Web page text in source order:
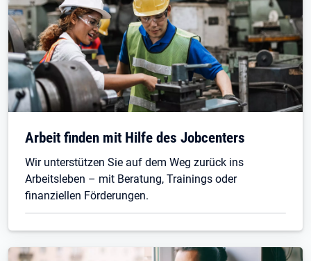
Arbeit finden mit Hilfe des Jobcenters
Wir unterstützen Sie auf dem Weg zurück ins
Arbeitsleben – mit Beratung, Trainings oder
finanziellen Förderungen.